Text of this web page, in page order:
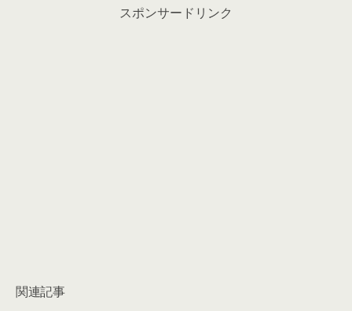
スポンサードリンク
関連記事